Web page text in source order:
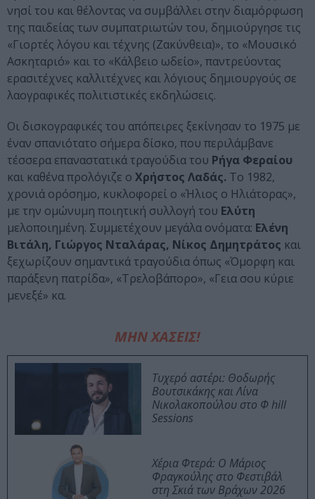
νησί του και θέλοντας να συμβάλλει στην διαμόρφωση
της παιδείας των συμπατριωτών του, δημιούργησε τις
«Γιορτές λόγου και τέχνης (Ζακύνθεια)», το «Μουσικό
Ασκηταριό» και το «Κάλβειο ωδείο», παντρεύοντας
ερασιτέχνες καλλιτέχνες και λόγιους δημιουργούς σε
λαογραφικές πολιτιστικές εκδηλώσεις.
Οι δισκογραφικές του απόπειρες ξεκίνησαν το 1975 με
έναν σπανιότατο σήμερα δίσκο, που περιλάμβανε
τέσσερα επαναστατικά τραγούδια του Ρήγα Φεραίου
και καθένα προλόγιζε ο Χρήστος Λαδάς. Το 1982,
χρονιά ορόσημο, κυκλοφορεί ο «Ήλιος ο Ηλιάτορας»,
με την ομώνυμη ποιητική συλλογή του Ελύτη
μελοποιημένη. Συμμετέχουν μεγάλα ονόματα: Ελένη
Βιτάλη, Γιώργος Νταλάρας, Νίκος Δημητράτος και
ξεχωρίζουν σημαντικά τραγούδια όπως «Όμορφη και
παράξενη πατρίδα», «Τρελοβάπορο», «Γεια σου κύριε
μενεξέ» κα.
ΜΗΝ ΧΑΣΕΙΣ!
Τυχερό αστέρι: Θοδωρής
Βουτσικάκης και Λίνα
Νικολακοπούλου στο Φ hill
Sessions
Χέρια Φτερά: Ο Μάριος
Φραγκούλης στο Φεστιβάλ
στη Σκιά των Βράχων 2026